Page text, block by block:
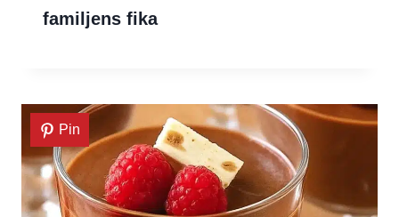
familjens fika
Pin